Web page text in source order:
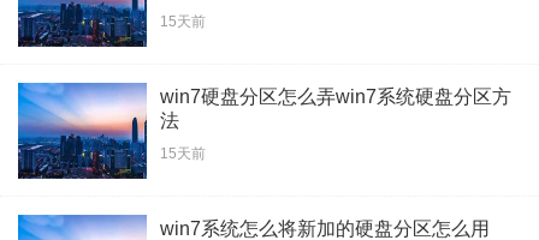
15天前
win7硬盘分区怎么弄win7系统硬盘分区方
法
15天前
win7系统怎么将新加的硬盘分区怎么用